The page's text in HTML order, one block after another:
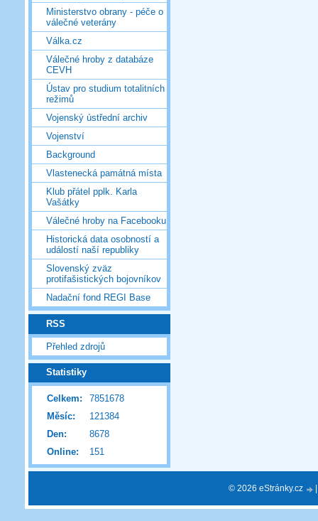
Ministerstvo obrany - péče o
válečné veterány
Válka.cz
Válečné hroby z databáze
CEVH
Ústav pro studium totalitních
režimů
Vojenský ústřední archiv
Vojenství
Background
Vlastenecká památná místa
Klub přátel pplk. Karla
Vašátky
Válečné hroby na Facebooku
Historická data osobností a
událostí naší republiky
Slovenský zväz
protifašistických bojovníkov
Nadační fond REGI Base
RSS
Přehled zdrojů
Statistiky
Online: 151
Celkem:
7851678
Měsíc:
121384
Den:
8678
© 2026 eStránky.cz